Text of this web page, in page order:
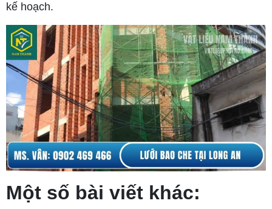
kế hoạch.
Một số bài viết khác: